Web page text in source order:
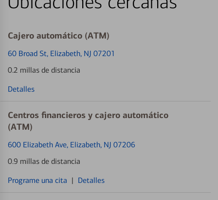
Cajero automático (ATM)
60 Broad St, Elizabeth, NJ 07201
0.2 millas de distancia
Detalles
Centros financieros y cajero automático
(ATM)
600 Elizabeth Ave, Elizabeth, NJ 07206
0.9 millas de distancia
Programe una cita | Detalles